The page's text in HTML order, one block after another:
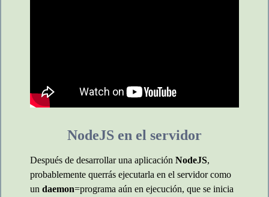
NodeJS en el servidor
Después de desarrollar una aplicación NodeJS,
probablemente querrás ejecutarla en el servidor como
un daemon=programa aún en ejecución, que se inicia